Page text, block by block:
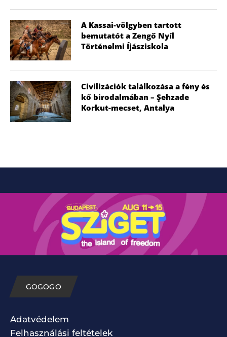
A Kassai-völgyben tartott
bemutatót a Zengő Nyíl
Történelmi Íjásziskola
Civilizációk találkozása a fény és
kő birodalmában – Şehzade
Korkut-mecset, Antalya
GOGOGO
Adatvédelem
Felhasználási feltételek